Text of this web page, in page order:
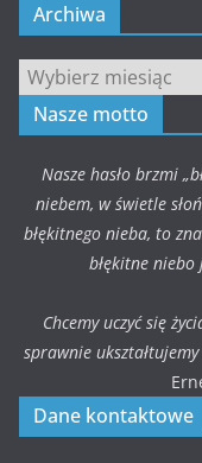
Archiwa
Archiwa
Nasze motto
Nasze hasło brzmi
niebem, w świetle
błękitnego nieba, to
błękitne
Chcemy uczyć się
sprawnie
Dane kontaktowe